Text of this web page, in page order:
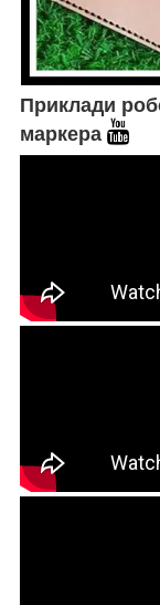
Приклади
маркера